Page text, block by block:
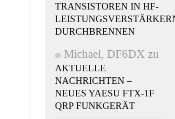
TRANSISTOREN IN HF-
DURCHBRENNEN
Michael, DF6DX zu
AKTUELLE
NACHRICHTEN –
NEUES YAESU FTX-1F
QRP FUNKGERÄT